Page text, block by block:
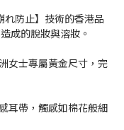
れ防止】技術的香港品
成的脫妝與溶妝。
女士專屬黃金尺寸，完
耳帶，觸感如棉花般細